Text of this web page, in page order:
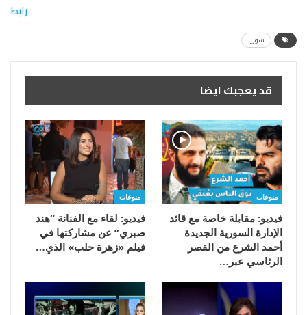
رابط
سوريا
قد يعجبك ايضا
منوعات
فيديو: مقابلة خاصة مع قائد
الإدارة السورية الجديدة
أحمد الشرع من القصر
الرئاسي عبر…
منوعات
فيديو: لقاء مع الفنانة “هند
صبري” عن مشاركتها في
فيلم «زهرة حلب» الذي…